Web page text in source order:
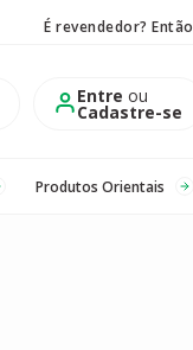
É revendedor? Então
Entre ou
Cadastre-se
Produtos Orientais